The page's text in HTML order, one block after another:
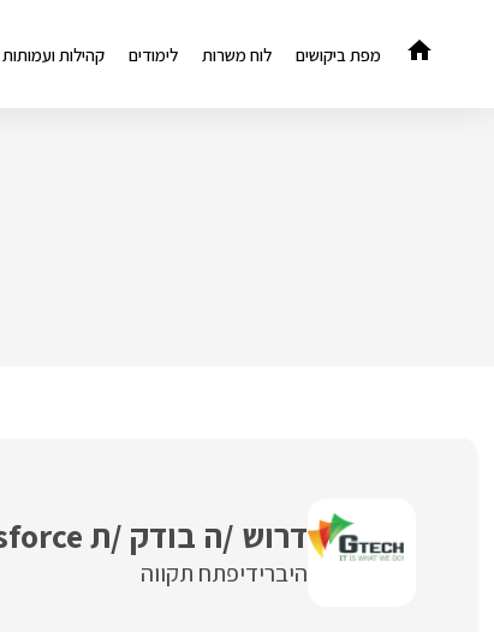
מפת ביקושים לוח משרות לימודים קהילות ועמותות
דרוש /ה בודק /ת salesforce
היברידיפתח תקווה